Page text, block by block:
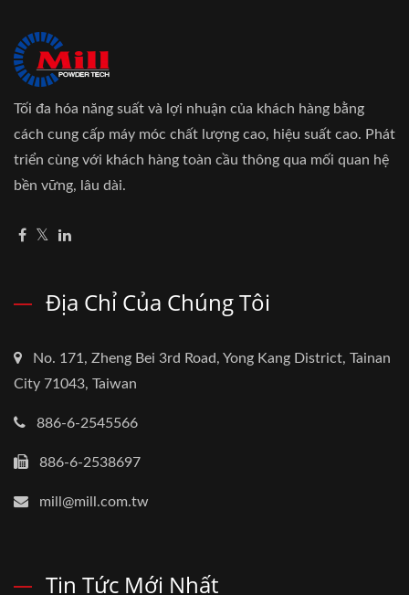
Tối đa hóa năng suất và lợi nhuận của khách hàng bằng
cách cung cấp máy móc chất lượng cao, hiệu suất cao. Phát
triển cùng với khách hàng toàn cầu thông qua mối quan hệ
bền vững, lâu dài.
Địa Chỉ Của Chúng Tôi
No. 171, Zheng Bei 3rd Road, Yong Kang District, Tainan
City 71043, Taiwan
886-6-2545566
886-6-2538697
mill@mill.com.tw
Tin Tức Mới Nhất